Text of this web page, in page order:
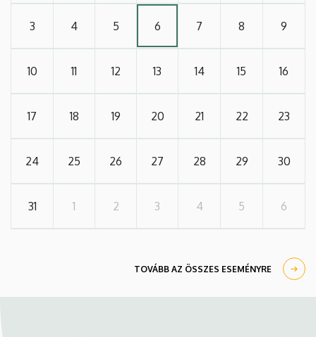
3 4 5 6 7 8 9
10 11 12 13 14 15 16
17 18 19 20 21 22 23
24 25 26 27 28 29 30
31 1 2 3 4 5 6
TOVÁBB AZ ÖSSZES ESEMÉNYRE